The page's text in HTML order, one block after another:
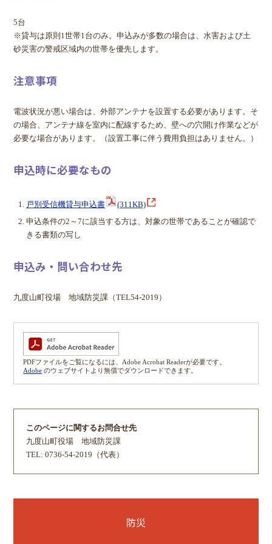
5台
※貸与は原則1世帯1台のみ。申込みが多数の場合は、水害および土
砂災害の警戒区域内の世帯を優先します。
注意事項
電波状況が悪い場合は、外部アンテナを設置する必要があります。そ
の場合、アンテナ線を室内に配線するため、壁への穴開け作業などが
必要な場合があります。（設置工事に伴う費用負担はありません。）
申込時に必要なもの
戸別受信機貸与申込書 (311KB)
申込条件の2～7に該当する方は、対象の世帯であることが確認で
きる書類の写し
申込み・問い合わせ先
九度山町役場 地域防災課（TEL54-2019）
PDFファイルをご覧になるには、Adobe Acrobat Readerが必要です。
Adobe のウェブサイトより無償でダウンロードできます。
このページに関するお問合せ先
九度山町役場地域防災課
TEL: 0736-54-2019（代表）
防災